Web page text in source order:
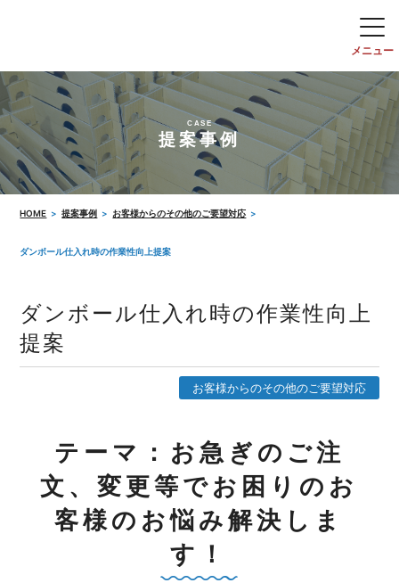
CASE
提案事例
HOME 提案事例 お客様からのその他のご要望対応
ダンボール仕入れ時の作業性向上提案
ダンボール仕入れ時の作業性向上
提案
お客様からのその他のご要望対応
テーマ：お急ぎのご注
文、変更等でお困りのお
客様のお悩み解決しま
す！